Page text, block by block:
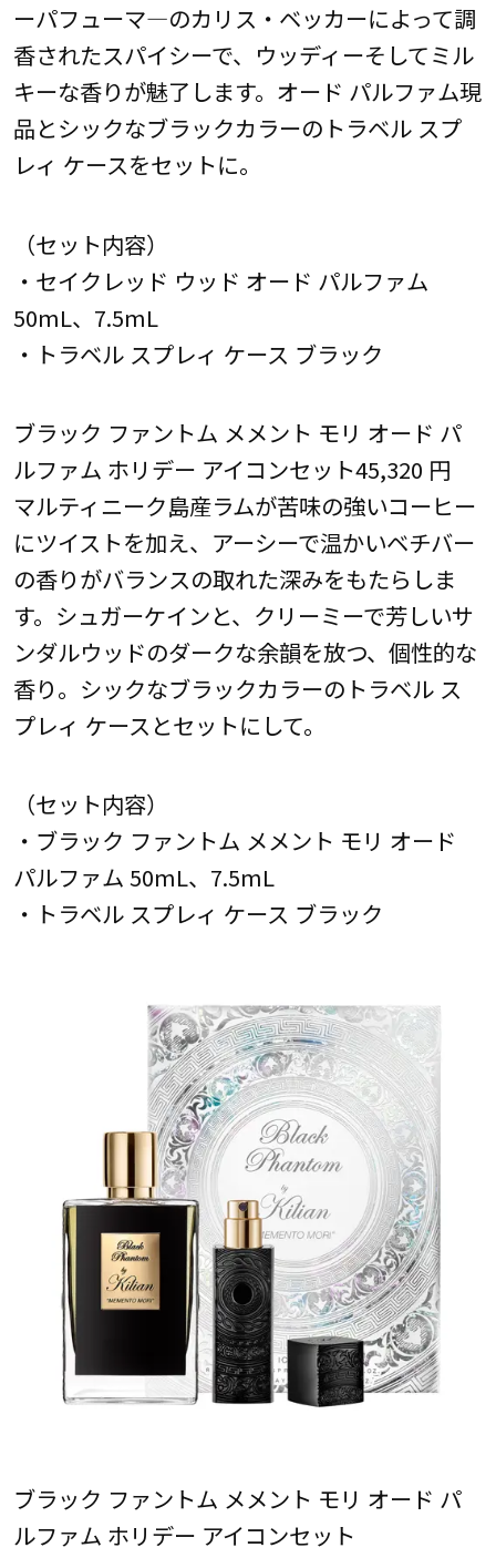
ーパフューマ―のカリス・ベッカーによって調
香されたスパイシーで、ウッディーそしてミル
キーな香りが魅了します。オード パルファム現
品とシックなブラックカラーのトラベル スプ
レィ ケースをセットに。
（セット内容）
・セイクレッド ウッド オード パルファム
50mL、7.5mL
・トラベル スプレィ ケース ブラック
ブラック ファントム メメント モリ オード パ
ルファム ホリデー アイコンセット45,320 円
マルティニーク島産ラムが苦味の強いコーヒー
にツイストを加え、アーシーで温かいベチバー
の香りがバランスの取れた深みをもたらしま
す。シュガーケインと、クリーミーで芳しいサ
ンダルウッドのダークな余韻を放つ、個性的な
香り。シックなブラックカラーのトラベル ス
プレィ ケースとセットにして。
（セット内容）
・ブラック ファントム メメント モリ オード
パルファム 50mL、7.5mL
・トラベル スプレィ ケース ブラック
ブラック ファントム メメント モリ オード パ
ルファム ホリデー アイコンセット